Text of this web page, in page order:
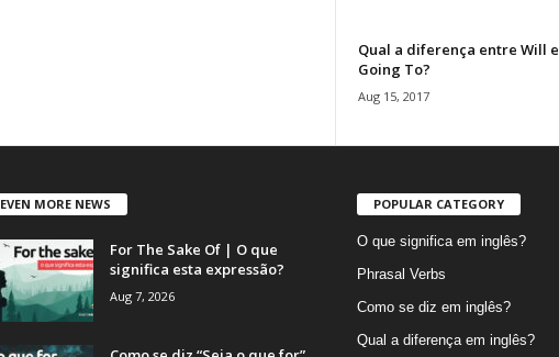
Qual a diferença entre Will e
Going To?
Aug 15, 2017
EVEN MORE NEWS
For The Sake Of | O que
significa esta expressão?
Aug 7, 2026
POPULAR CATEGORY
O que significa em inglês?
Phrasal Verbs
Como se diz em inglês?
Qual a diferença em inglês?